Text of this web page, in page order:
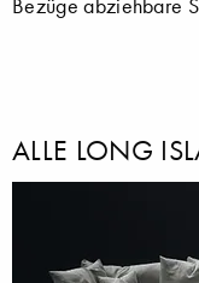
Bezüge abziehbare
ALLE LONG